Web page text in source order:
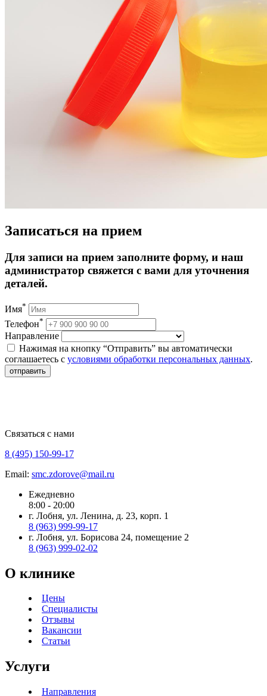
Записаться на прием
Для записи на прием заполните форму, и наш
администратор свяжется с вами для уточнения
деталей.
Имя*
Телефон*
Направление
Нажимая на кнопку “Отправить” вы автоматически
соглашаетесь с условиями обработки персональных данных.
отправить
Связаться с нами
8 (495) 150-99-17
Email: smc.zdorove@mail.ru
Ежедневно
8:00 - 20:00
г. Лобня, ул. Ленина, д. 23, корп. 1
8 (963) 999-99-17
г. Лобня, ул. Борисова 24, помещение 2
8 (963) 999-02-02
О клинике
Цены
Специалисты
Отзывы
Вакансии
Статьи
Услуги
Направления